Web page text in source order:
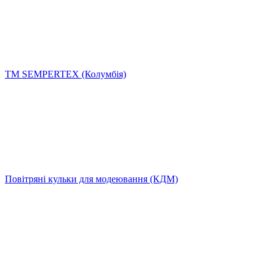
ТМ SEMPERTEX (Колумбія)
Повітряні кульки для модеювання (КДМ)